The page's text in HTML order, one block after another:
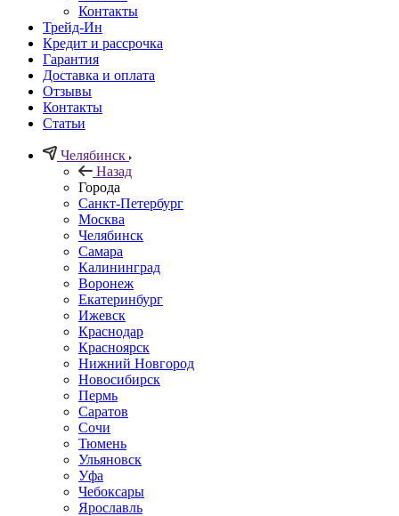
Контакты
Трейд-Ин
Кредит и рассрочка
Гарантия
Доставка и оплата
Отзывы
Контакты
Статьи
Челябинск
Назад
Города
Санкт-Петербург
Москва
Челябинск
Самара
Калининград
Воронеж
Екатеринбург
Ижевск
Краснодар
Красноярск
Нижний Новгород
Новосибирск
Пермь
Саратов
Сочи
Тюмень
Ульяновск
Уфа
Чебоксары
Ярославль